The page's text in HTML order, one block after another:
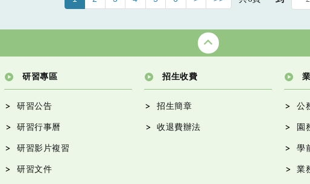
研習專區
研習公告
研習行事曆
研習影片複習
研習文件
招生收費
招生簡章
收退費辦法
公
園
學
業